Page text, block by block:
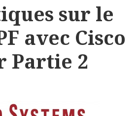
sur le
avec Cisco
Partie 2